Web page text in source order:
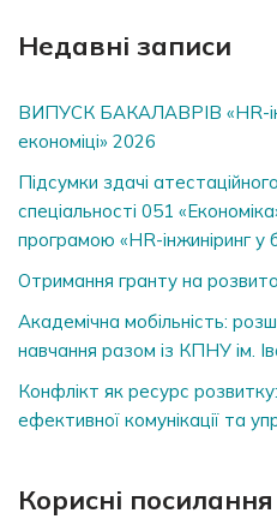
Недавні записи
ВИПУСК БАКАЛАВРІВ «HR-
економіці» 2026
Підсумки здачі
спеціальності 051
програмою «HR-інжиніринг у
Отримання гранту на
Академічна мобільність:
навчання разом із КПНУ ім.
Конфлікт як ресурс
ефективної комунікації та
Корисні посилання